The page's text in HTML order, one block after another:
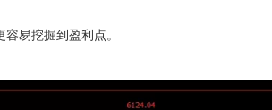
易挖掘到盈利点。